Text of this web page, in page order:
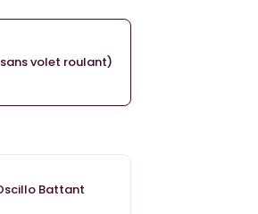
volet roulant)
Battant